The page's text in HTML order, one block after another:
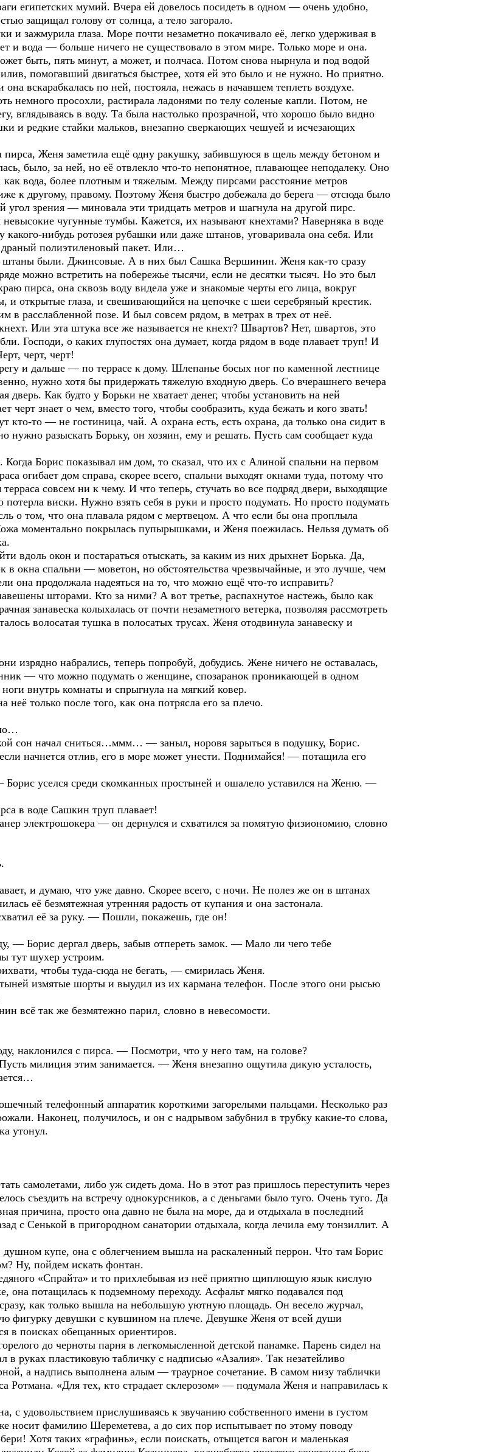
египетских мумий. Вчера ей довелось посидеть в одном — очень удобно,
защищал голову от солнца, а тело загорало.
и зажмурила глаза. Море почти незаметно покачивало её, легко удерживая в
и вода — больше ничего не существовало в этом мире. Только море и она.
быть, пять минут, а может, и полчаса. Потом снова нырнула и под водой
помогавший двигаться быстрее, хотя ей это было и не нужно. Но приятно.
она вскарабкалась по ней, постояла, нежась в начавшем теплеть воздухе.
немного просохли, растирала ладонями по телу соленые капли. Потом, не
вглядываясь в воду. Та была настолько прозрачной, что хорошо было видно
и редкие стайки мальков, внезапно сверкающих чешуей и исчезающих
пирса, Женя заметила ещё одну ракушку, забившуюся в щель между бетоном и
было, за ней, но её отвлекло что-то непонятное, плавающее неподалеку. Оно
вода, более плотным и тяжелым. Между пирсами расстояние метров
к другому, правому. Поэтому Женя быстро добежала до берега — отсюда было
угол зрения — миновала эти тридцать метров и шагнула на другой пирс.
чугунные тумбы. Кажется, их называют кнехтами? Наверняка в воде
какого-нибудь ротозея рубашки или даже штанов, уговаривала она себя. Или
драный полиэтиленовый пакет. Или…
штаны были. Джинсовые. А в них был Сашка Вершинин. Женя как-то сразу
можно встретить на побережье тысячи, если не десятки тысяч. Но это был
пирса, она сквозь воду видела уже и знакомые черты его лица, вокруг
и открытые глаза, и свешивающийся на цепочке с шеи серебряный крестик.
в расслабленной позе. И был совсем рядом, в метрах в трех от неё.
Или эта штука все же называется не кнехт? Швартов? Нет, швартов, это
Господи, о каких глупостях она думает, когда рядом в воде плавает труп! И
черт, черт!
и дальше — по террасе к дому. Шлепанье босых ног по каменной лестнице
нужно хотя бы придержать тяжелую входную дверь. Со вчерашнего вечера
дверь. Как будто у Борьки не хватает денег, чтобы установить на ней
знает о чем, вместо того, чтобы сообразить, куда бежать и кого звать!
кто-то — не гостиница, чай. А охрана есть, есть охрана, да только она сидит в
нужно разыскать Борьку, он хозяин, ему и решать. Пусть сам сообщает куда
Борис показывал им дом, то сказал, что их с Алиной спальни на первом
огибает дом справа, скорее всего, спальни выходят окнами туда, потому что
совсем ни к чему. И что теперь, стучать во все подряд двери, выходящие
виски. Нужно взять себя в руки и просто подумать. Но просто подумать
о том, что она плавала рядом с мертвецом. А что если бы она проплыла
моментально покрылась пупырышками, и Женя поежилась. Нельзя думать об
вдоль окон и постараться отыскать, за каким из них дрыхнет Борька. Да,
в окна спальни — моветон, но обстоятельства чрезвычайные, и это лучше, чем
она продолжала надеяться на то, что можно ещё что-то исправить?
шторами. Кто за ними? А вот третье, распахнутое настежь, было как
занавеска колыхалась от почти незаметного ветерка, позволяя рассмотреть
волосатая тушка в полосатых трусах. Женя отодвинула занавеску и
изрядно набрались, теперь попробуй, добудись. Жене ничего не оставалась,
— что можно подумать о женщине, спозаранок проникающей в одном
внутрь комнаты и спрыгнула на мягкий ковер.
неё только после того, как она потрясла его за плечо.
сон начал сниться…ммм… — заныл, норовя зарыться в подушку, Борис.
начнется отлив, его в море может унести. Поднимайся! — потащила его
уселся среди скомканных простыней и ошалело уставился на Женю. —
в воде Сашкин труп плавает!
электрошокера — он дернулся и схватился за помятую физиономию, словно
и думаю, что уже давно. Скорее всего, с ночи. Не полез же он в штанах
её безмятежная утренняя радость от купания и она застонала.
её за руку. — Пошли, покажешь, где он!
— Борис дергал дверь, забыв отпереть замок. — Мало ли чего тебе
тут шухер устроим.
чтобы туда-сюда не бегать, — смирилась Женя.
измятые шорты и выудил из их кармана телефон. После этого они рысью
всё так же безмятежно парил, словно в невесомости.
наклонился с пирса. — Посмотри, что у него там, на голове?
милиция этим занимается. — Женя внезапно ощутила дикую усталость,
телефонный аппаратик короткими загорелыми пальцами. Несколько раз
Наконец, получилось, и он с надрывом забубнил в трубку какие-то слова,
утонул.
самолетами, либо уж сидеть дома. Но в этот раз пришлось переступить через
съездить на встречу однокурсников, а с деньгами было туго. Очень туго. Да
причина, просто она давно не была на море, да и отдыхала в последний
с Сенькой в пригородном санатории отдыхала, когда лечила ему тонзиллит. А
купе, она с облегчением вышла на раскаленный перрон. Что там Борис
Ну, пойдем искать фонтан.
«Спрайта» и то прихлебывая из неё приятно щиплющую язык кислую
она потащилась к подземному переходу. Асфальт мягко подавался под
как только вышла на небольшую уютную площадь. Он весело журчал,
фигурку девушки с кувшином на плече. Девушке Женя от всей души
в поисках обещанных ориентиров.
до черноты парня в легкомысленной детской панамке. Парень сидел на
в руках пластиковую табличку с надписью «Азалия». Так незатейливо
а надпись выполнена алым — траурное сочетание. В самом низу таблички
Ротмана. «Для тех, кто страдает склерозом» — подумала Женя и направилась к
с удовольствием прислушиваясь к звучанию собственного имени в густом
носит фамилию Шереметева, а до сих пор испытывает по этому поводу
Хотя таких «графинь», если поискать, отыщется вагон и маленькая